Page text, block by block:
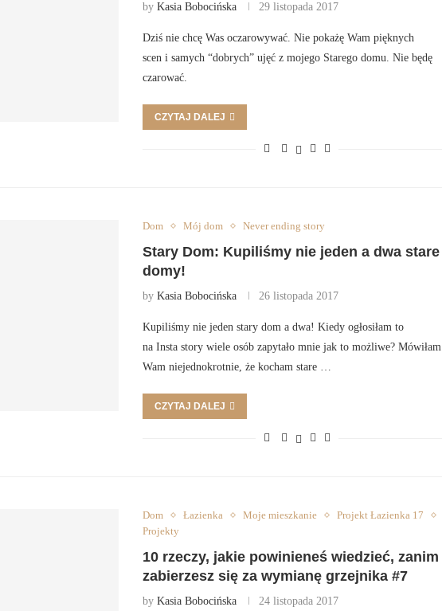
by Kasia Bobocińska 29 listopada 2017
Dziś nie chcę Was oczarowywać. Nie pokażę Wam pięknych
scen i samych “dobrych” ujęć z mojego Starego domu. Nie będę
czarować.
CZYTAJ DALEJ
Dom Mój dom Never ending story
Stary Dom: Kupiliśmy nie jeden a dwa stare
domy!
by Kasia Bobocińska 26 listopada 2017
Kupiliśmy nie jeden stary dom a dwa! Kiedy ogłosiłam to
na Insta story wiele osób zapytało mnie jak to możliwe? Mówiłam
Wam niejednokrotnie, że kocham stare …
CZYTAJ DALEJ
Dom Łazienka Moje mieszkanie
Projekt Łazienka 17
Projekty
10 rzeczy, jakie powinieneś wiedzieć, zanim
zabierzesz się za wymianę grzejnika #7
by Kasia Bobocińska 24 listopada 2017